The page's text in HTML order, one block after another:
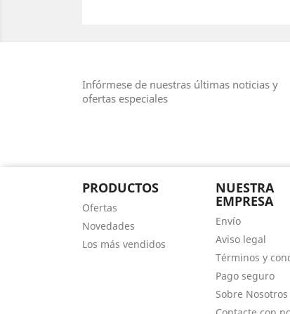
Infórmese de nuestras últimas noticias y
ofertas especiales
PRODUCTOS
Ofertas
Novedades
Los más vendidos
NUESTRA
EMPRESA
Envío
Aviso legal
Términos y
Pago seguro
Sobre Nosotros